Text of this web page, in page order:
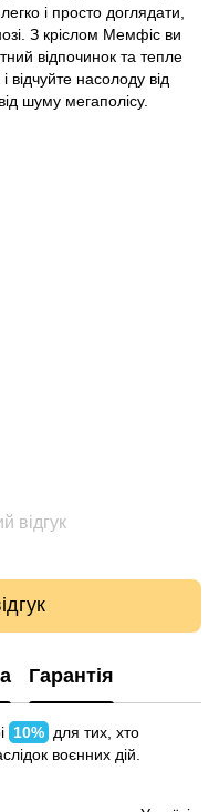
і просто доглядати,
З кріслом Мемфіс ви
відпочинок та тепле
відчуйте насолоду від
шуму мегаполісу.
відгук
Гарантія
10% для тих, хто
воєнних дій.